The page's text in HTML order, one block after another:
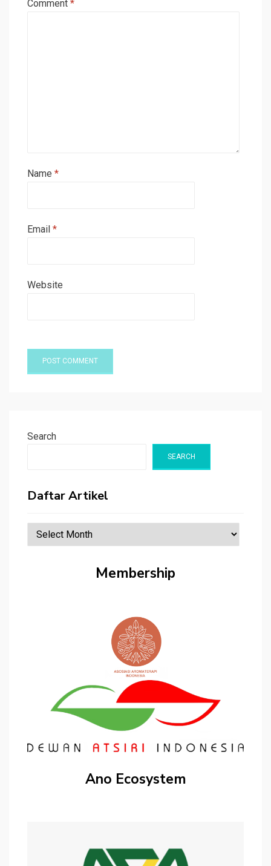
Comment *
Name *
Email *
Website
Search
SEARCH
Daftar Artikel
Daftar
Artikel
Membership
Ano Ecosystem